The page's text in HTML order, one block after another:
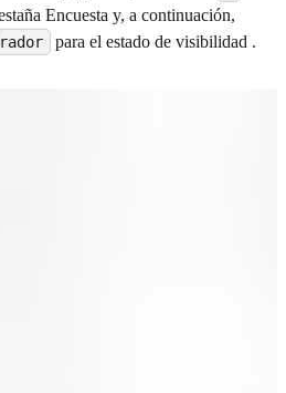
Encuesta y, a continuación,
para el estado de visibilidad .